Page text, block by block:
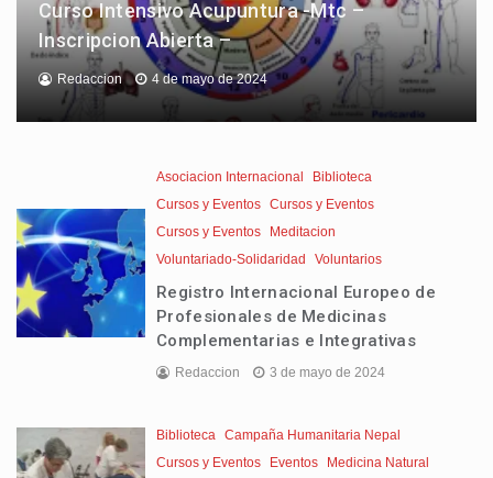
Curso Intensivo Acupuntura -Mtc –
Inscripcion Abierta –
Redaccion 4 de mayo de 2024
Asociacion Internacional
Biblioteca
Cursos y Eventos Cursos y Eventos
Cursos y Eventos
Meditacion
Voluntariado-Solidaridad
Voluntarios
Registro Internacional Europeo de
Profesionales de Medicinas
Complementarias e Integrativas
Redaccion 3 de mayo de 2024
Biblioteca Campaña Humanitaria Nepal
Cursos y Eventos
Eventos Medicina Natural